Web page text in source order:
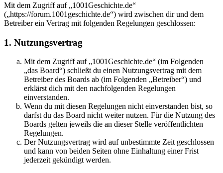
Mit dem Zugriff auf „1001Geschichte.de“
(„https://forum.1001geschichte.de“) wird zwischen dir und dem
Betreiber ein Vertrag mit folgenden Regelungen geschlossen:
1. Nutzungsvertrag
Mit dem Zugriff auf „1001Geschichte.de“ (im Folgenden
„das Board“) schließt du einen Nutzungsvertrag mit dem
Betreiber des Boards ab (im Folgenden „Betreiber“) und
erklärst dich mit den nachfolgenden Regelungen
einverstanden.
Wenn du mit diesen Regelungen nicht einverstanden bist, so
darfst du das Board nicht weiter nutzen. Für die Nutzung des
Boards gelten jeweils die an dieser Stelle veröffentlichten
Regelungen.
Der Nutzungsvertrag wird auf unbestimmte Zeit geschlossen
und kann von beiden Seiten ohne Einhaltung einer Frist
jederzeit gekündigt werden.